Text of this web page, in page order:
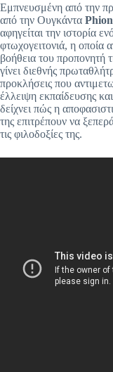
Εμπνευσμένη από την
από την Ουγκάντα
αφηγείται την ιστορία
φτωχογειτονιά, η οποία
βοήθεια του προπονητή
γίνει διεθνής
προκλήσεις που
έλλειψη εκπαίδευσης
δείχνει πώς η
της επιτρέπουν να
τις φιλοδοξίες της.